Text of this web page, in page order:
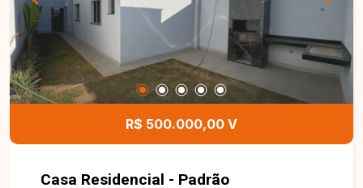
R$ 500.000,00 V
Casa Residencial - Padrão